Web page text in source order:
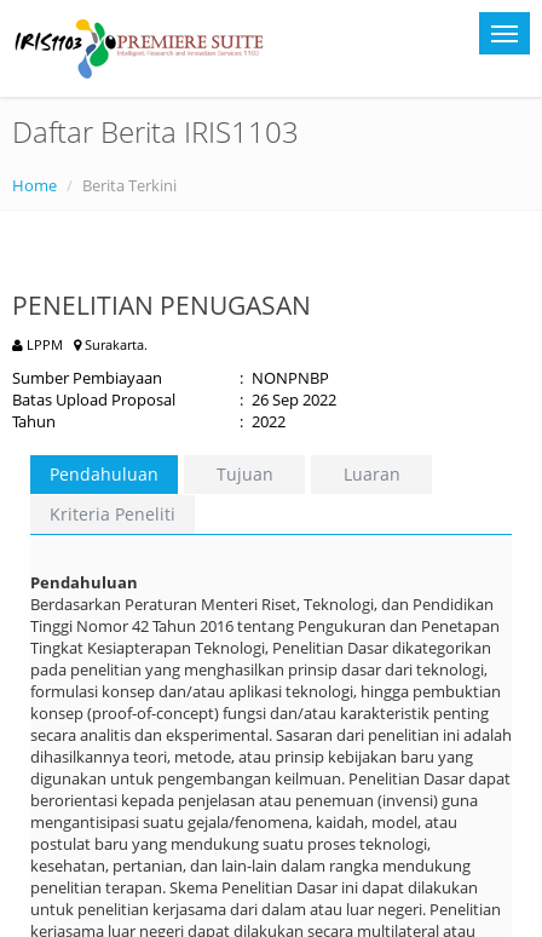
Daftar Berita IRIS1103
Home Berita Terkini
PENELITIAN PENUGASAN
LPPM Surakarta.
Sumber Pembiayaan : NONPNBP
Batas Upload Proposal
: 26 Sep 2022
Tahun
: 2022
Pendahuluan Tujuan
Luaran
Kriteria Peneliti
Pendahuluan
Berdasarkan Peraturan Menteri Riset, Teknologi, dan Pendidikan
Tinggi Nomor 42 Tahun 2016 tentang Pengukuran dan Penetapan
Tingkat Kesiapterapan Teknologi, Penelitian Dasar dikategorikan
pada penelitian yang menghasilkan prinsip dasar dari teknologi,
formulasi konsep dan/atau aplikasi teknologi, hingga pembuktian
konsep (proof-of-concept) fungsi dan/atau karakteristik penting
secara analitis dan eksperimental. Sasaran dari penelitian ini adalah
dihasilkannya teori, metode, atau prinsip kebijakan baru yang
digunakan untuk pengembangan keilmuan. Penelitian Dasar dapat
berorientasi kepada penjelasan atau penemuan (invensi) guna
mengantisipasi suatu gejala/fenomena, kaidah, model, atau
postulat baru yang mendukung suatu proses teknologi,
kesehatan, pertanian, dan lain-lain dalam rangka mendukung
penelitian terapan. Skema Penelitian Dasar ini dapat dilakukan
untuk penelitian kerjasama dari dalam atau luar negeri. Penelitian
kerjasama luar negeri dapat dilakukan secara multilateral atau